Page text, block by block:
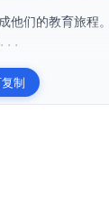
们的教育旅程
...
制